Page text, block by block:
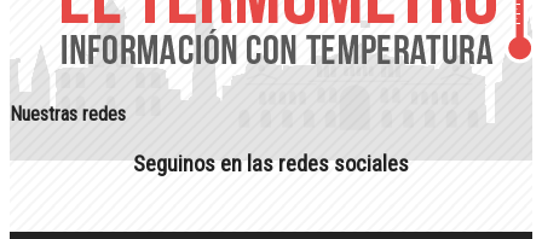
Nuestras redes
Seguinos en las redes sociales